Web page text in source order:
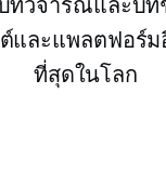
ทวิจารณ์และบ
ต์และแพลตฟอร์
ที่สุดในโลก